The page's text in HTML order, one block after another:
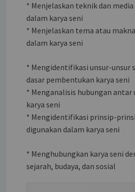
* Menjelaskan teknik dan
dalam karya seni
* Menjelaskan tema atau
dalam karya seni
* Mengidentifikasi unsur-unsur
dasar pembentukan karya seni
* Menganalisis hubungan antar
karya seni
* Mengidentifikasi prinsip-
digunakan dalam karya seni
* Menghubungkan karya seni
sejarah, budaya, dan sosial